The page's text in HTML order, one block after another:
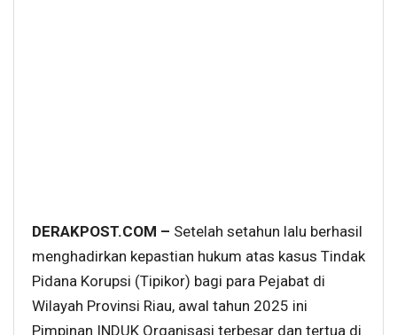
DERAKPOST.COM – Setelah setahun lalu berhasil
menghadirkan kepastian hukum atas kasus Tindak
Pidana Korupsi (Tipikor) bagi para Pejabat di
Wilayah Provinsi Riau, awal tahun 2025 ini
Pimpinan INDUK Organisasi terbesar dan tertua di